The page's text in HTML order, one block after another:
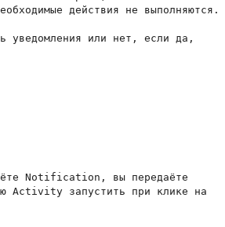
действия не выполняются.
уведомления или нет, если да,
Notification, вы передаёте
Activity запустить при клике на